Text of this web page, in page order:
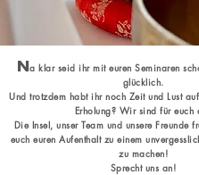
N a klar seid ihr mit euren Seminaren
glücklich.
Und trotzdem habt ihr noch Zeit und Lust
Erholung? Wir sind für euch
Die Insel, unser Team und unsere Freunde
euch euren Aufenthalt zu einem
zu machen!
Sprecht uns an!